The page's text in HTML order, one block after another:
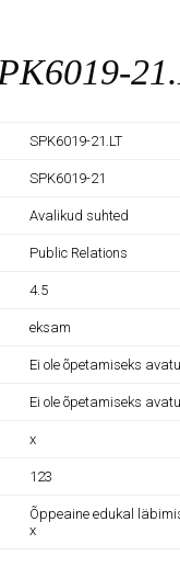
SPK6019-21.LT
SPK6019-21
Avalikud suhted
Public Relations
4.5
eksam
Ei ole õpetamiseks
Ei ole õpetamiseks
x
123
Õppeaine edukal
x